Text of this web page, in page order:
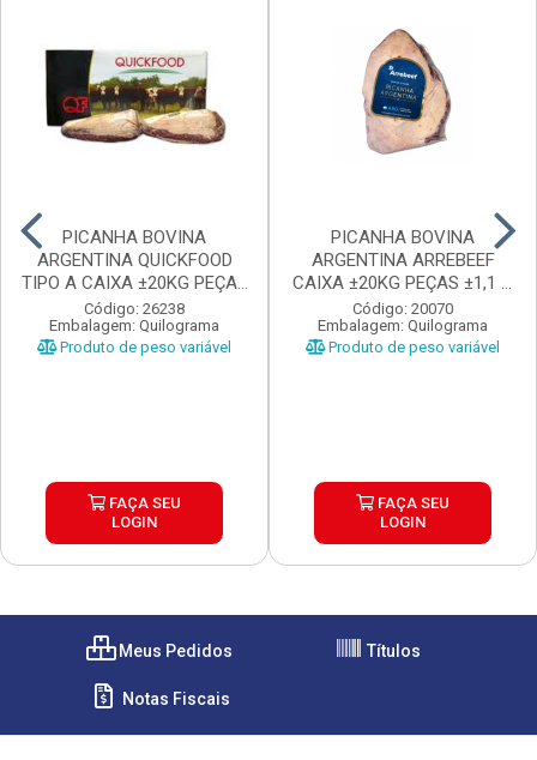
PICANHA BOVINA
ARGENTINA QUICKFOOD
TIPO A CAIXA ±20KG PEÇAS
...
Código: 26238
Embalagem: Quilograma
Produto de peso variável
FAÇA SEU
LOGIN
PICANHA BOVINA
ARGENTINA ARREBEEF
CAIXA ±20KG PEÇAS ±1,1 A
1...
Código: 20070
Embalagem: Quilograma
Produto de peso variável
FAÇA SEU
LOGIN
Meus Pedidos Títulos
Notas Fiscais